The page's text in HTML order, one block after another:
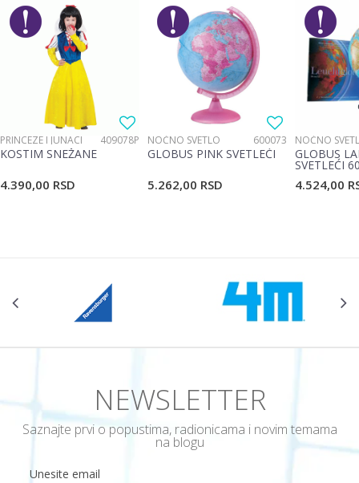
PRINCEZE I JUNACI 409078P
KOSTIM SNEŽANE
4.390,00 RSD
NOĆNO SVETLO 600073
GLOBUS PINK SVETLEĆI
5.262,00 RSD
NOĆNO
GLOBUS
SVETLEĆI
4.524,00
NEWSLETTER
Saznajte prvi o popustima, radionicama i novim temama
na blogu